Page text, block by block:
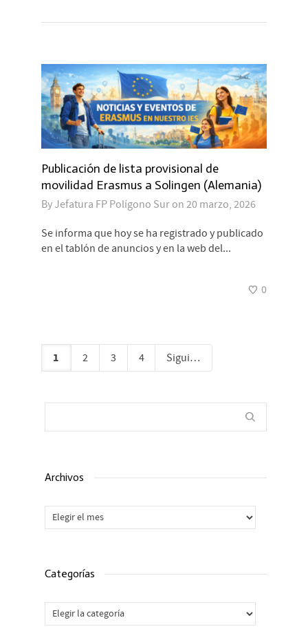
Publicación de lista provisional de
movilidad Erasmus a Solingen (Alemania)
ByJefatura FP Polígono Sur on 20 marzo, 2026
Se informa que hoy se ha registrado y publicado
en el tablón de anuncios y en la web del...
0
1 2 3 4 Siguiente
Archivos
Archivos
Categorías
Categorías